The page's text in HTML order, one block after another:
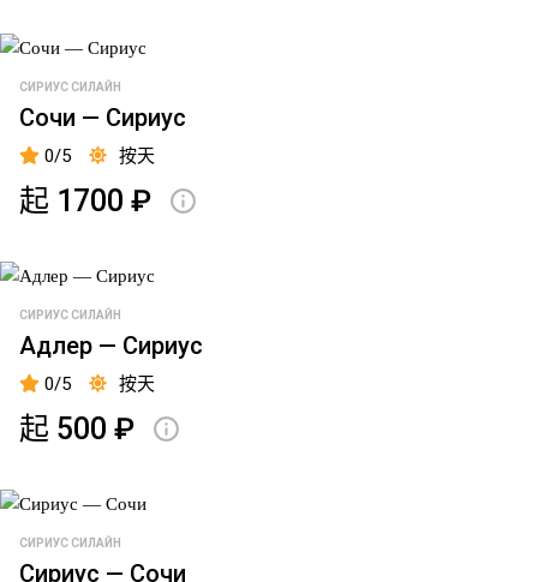
СИРИУС СИЛАЙН
Сочи — Сириус
0/5 按天
起 1700 ₽
СИРИУС СИЛАЙН
Адлер — Сириус
0/5 按天
起 500 ₽
СИРИУС СИЛАЙН
Сириус — Сочи
英
国
码
費
伯
碼
頭
博
館
金
得